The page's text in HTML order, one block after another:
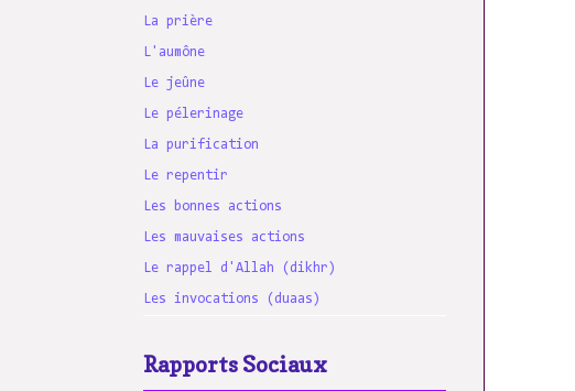
La prière
L'aumône
Le jeûne
Le pélerinage
La purification
Le repentir
Les bonnes actions
Les mauvaises actions
Le rappel d'Allah (dikhr)
Les invocations (duaas)
Rapports Sociaux